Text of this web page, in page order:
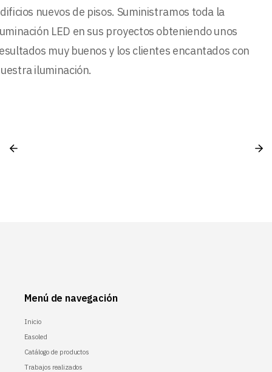
nuevos de pisos. Suministramos toda la
LED en sus proyectos obteniendo unos
muy buenos y los clientes encantados con
iluminación.
Menú de navegación
Inicio
Easoled
Catálogo de productos
Trabajos realizados